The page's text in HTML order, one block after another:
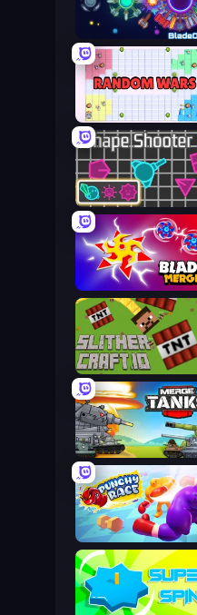
BladeOrbit.io
Random Wars
Shape Shooter 3
Blade Merge
SlitherCraft.io
Punchy Race